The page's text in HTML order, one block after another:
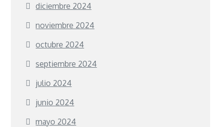
diciembre 2024
noviembre 2024
octubre 2024
septiembre 2024
julio 2024
junio 2024
mayo 2024